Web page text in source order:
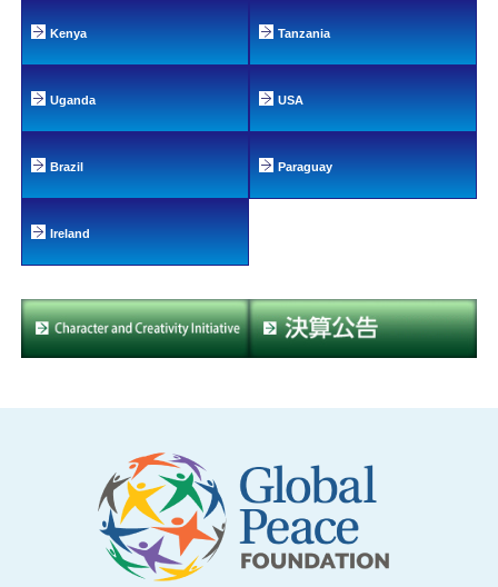
Kenya Tanzania
Uganda USA
Brazil Paraguay
Ireland